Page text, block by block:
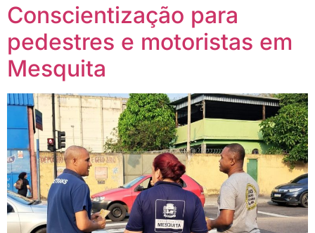
Conscientização para
pedestres e motoristas em
Mesquita